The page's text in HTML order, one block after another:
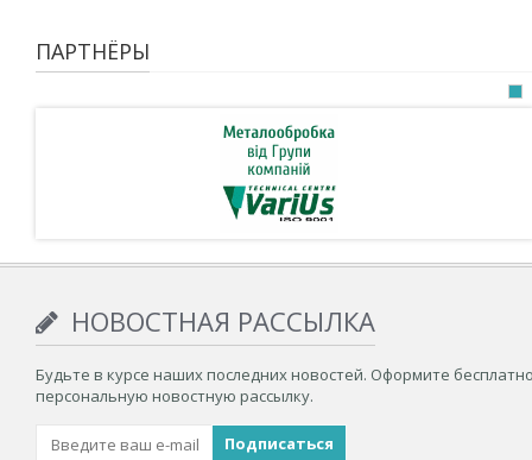
ПАРТНЁРЫ
НОВОСТНАЯ РАССЫЛКА
Будьте в курсе наших последних новостей. Оформите
персональную новостную рассылку.